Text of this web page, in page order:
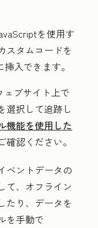
を使用す
スタムコードを
入できます。
ェブサイト上で
選択して追跡し
機能を使用した
確認ください。
ベントデータの
て、オフライン
たり、データを
を手動で